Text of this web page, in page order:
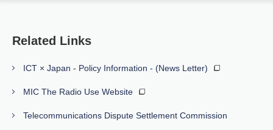
Related Links
ICT × Japan - Policy Information - (News Letter)
MIC The Radio Use Website
Telecommunications Dispute Settlement Commission